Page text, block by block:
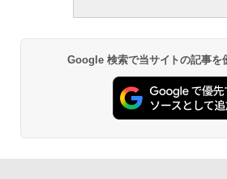
Google 検索で当サイトの記事を